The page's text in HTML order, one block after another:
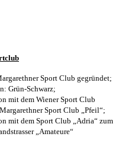
Sport Club gegründet;
Grün-Schwarz;
mit dem Wiener Sport Club
Margarethner Sport Club „Pfeil“;
mit dem Sport Club „Adria“ zum
„Amateure“